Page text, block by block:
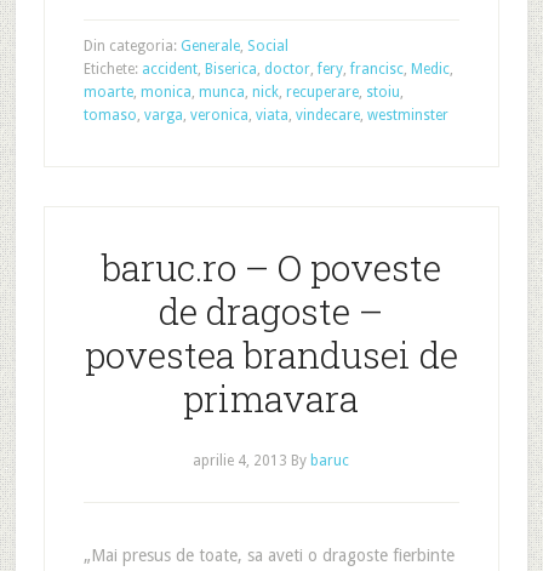
Din categoria: Generale, Social
Etichete: accident, Biserica, doctor,fery,francisc, Medic,
moarte, monica, munca, nick, recuperare, stoiu,
tomaso, varga, veronica, viata, vindecare, westminster
baruc.ro – O poveste
de dragoste –
povestea brandusei de
primavara
aprilie 4, 2013 By baruc
„Mai presus de toate, sa aveti o dragoste fierbinte